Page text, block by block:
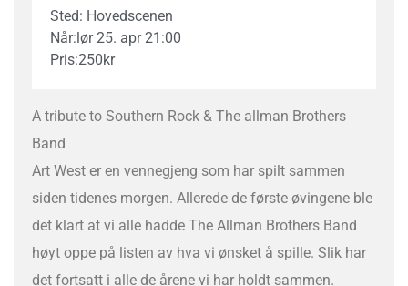
Sted: Hovedscenen
Når:lør 25. apr 21:00
Pris:250kr
A tribute to Southern Rock & The allman Brothers
Band
Art West er en vennegjeng som har spilt sammen
siden tidenes morgen. Allerede de første øvingene ble
det klart at vi alle hadde The Allman Brothers Band
høyt oppe på listen av hva vi ønsket å spille. Slik har
det fortsatt i alle de årene vi har holdt sammen.